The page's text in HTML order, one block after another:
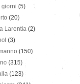
giorni (5)
(20)
Larentia (2)
(3)
(150)
(315)
(123)